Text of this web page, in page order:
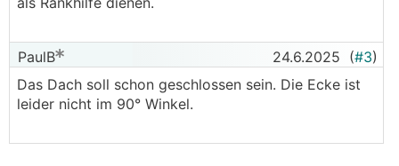
PaulB 24.6.2025 (#3)
Das Dach soll schon geschlossen sein. Die Ecke ist
leider nicht im 90° Winkel.